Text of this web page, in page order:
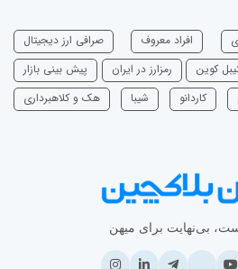
افراد معروف
صرافی ارز دیجیتال
کوین رمزارز در ایران
پیش بینی بازار
‌کاردانو شیبا هک و کلاهبرداری
بی‌نهایت برای میهن